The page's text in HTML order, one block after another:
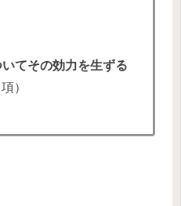
てその効力を生ずる
）